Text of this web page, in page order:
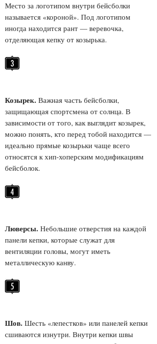
Место за логотипом внутри бейсболки
называется «короной». Под логотипом
иногда находится рант — веревочка,
отделяющая кепку от козырька.
Козырек. Важная часть бейсболки,
защищающая спортсмена от солнца. В
зависимости от того, как выглядит козырек,
можно понять, кто перед тобой находится —
идеально прямые козырьки чаще всего
относятся к хип-хоперским модификациям
бейсболок.
Люверсы. Небольшие отверстия на каждой
панели кепки, которые служат для
вентиляции головы, могут иметь
металлическую канву.
Шов. Шесть «лепестков» или панелей кепки
сшиваются изнутри. Внутри кепки швы